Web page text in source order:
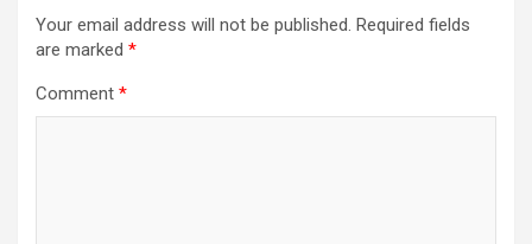
Your email address will not be published. Required fields
are marked *
Comment *